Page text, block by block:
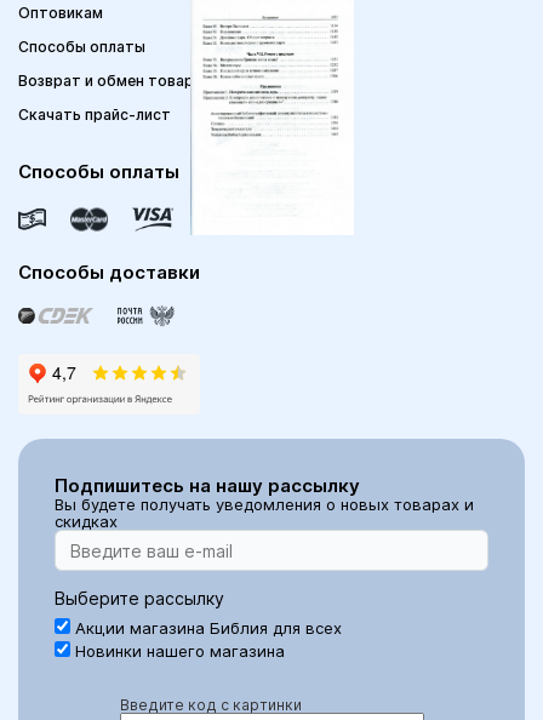
Оптовикам
Способы оплаты
Возврат и обмен товара
Скачать прайс-лист
Способы оплаты
Способы доставки
Подпишитесь на нашу рассылку
Вы будете получать уведомления о новых товарах и
скидках
Выберите рассылку
Акции магазина Библия для всех
Новинки нашего магазина
Введите код с картинки